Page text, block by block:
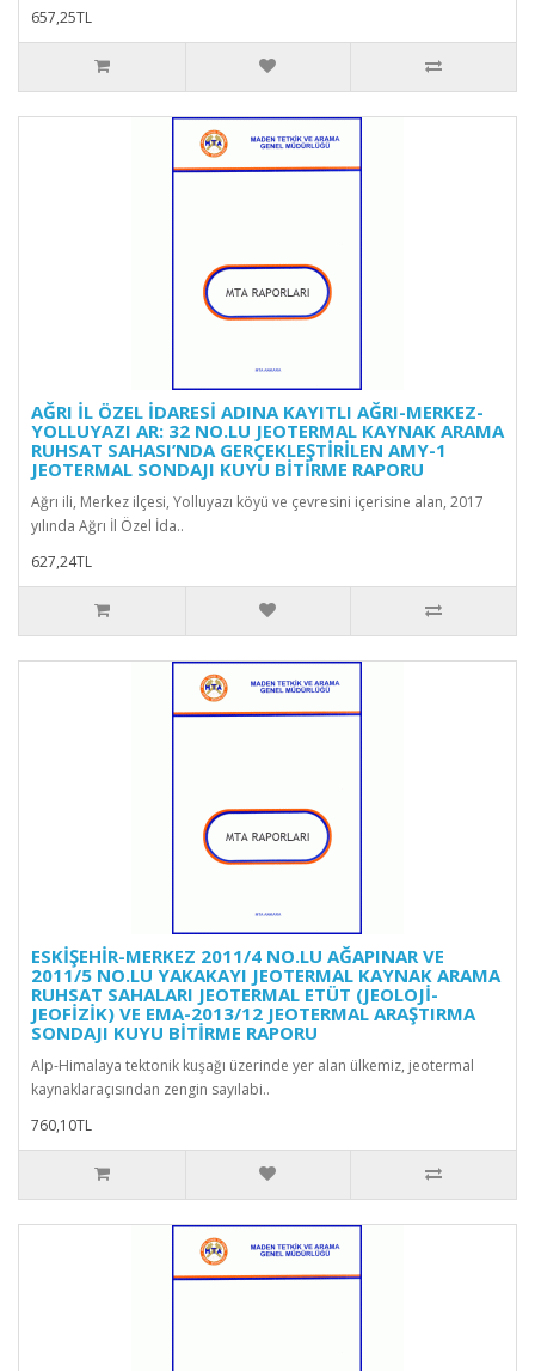
657,25TL
AĞRI İL ÖZEL İDARESİ ADINA KAYITLI AĞRI-MERKEZ-
YOLLUYAZI AR: 32 NO.LU JEOTERMAL KAYNAK ARAMA
RUHSAT SAHASI’NDA GERÇEKLEŞTİRİLEN AMY-1
JEOTERMAL SONDAJI KUYU BİTİRME RAPORU
Ağrı ili, Merkez ilçesi, Yolluyazı köyü ve çevresini içerisine alan, 2017
yılında Ağrı İl Özel İda..
627,24TL
ESKİŞEHİR-MERKEZ 2011/4 NO.LU AĞAPINAR VE
2011/5 NO.LU YAKAKAYI JEOTERMAL KAYNAK ARAMA
RUHSAT SAHALARI JEOTERMAL ETÜT (JEOLOJİ-
JEOFİZİK) VE EMA-2013/12 JEOTERMAL ARAŞTIRMA
SONDAJI KUYU BİTİRME RAPORU
Alp-Himalaya tektonik kuşağı üzerinde yer alan ülkemiz, jeotermal
kaynaklaraçısından zengin sayılabi..
760,10TL